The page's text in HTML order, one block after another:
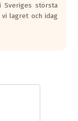
Sveriges största
lagret och idag